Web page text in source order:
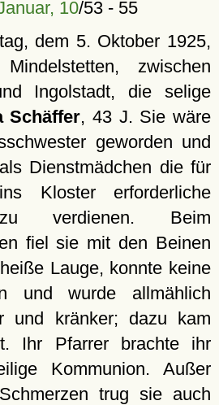
10/53 - 55
dem 5. Oktober 1925,
zwischen
Ingolstadt, die selige
Schäffer, 43 J. Sie wäre
geworden und
Dienstmädchen die für
Kloster erforderliche
verdienen. Beim
fiel sie mit den Beinen
Lauge, konnte keine
und wurde allmählich
und kränker; dazu kam
Ihr Pfarrer brachte ihr
Kommunion. Außer
trug sie auch